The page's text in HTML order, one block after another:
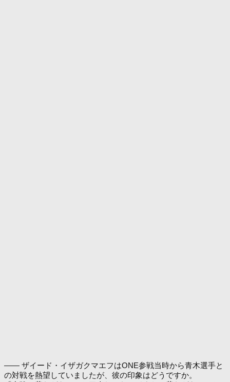
―― ザイード・イザガクマエフはONE参戦当時から青木選手と
の対戦を熱望していましたが、彼の印象はどうですか。